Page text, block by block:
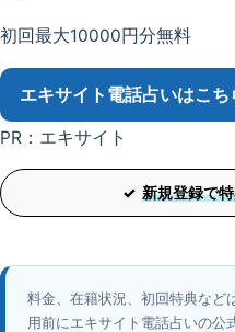
初回最大10000円分無料
エキサイト電話占いはこち
PR：エキサイト
新規登録で
料金、在籍状況、初回特典など
用前にエキサイト電話占いの公